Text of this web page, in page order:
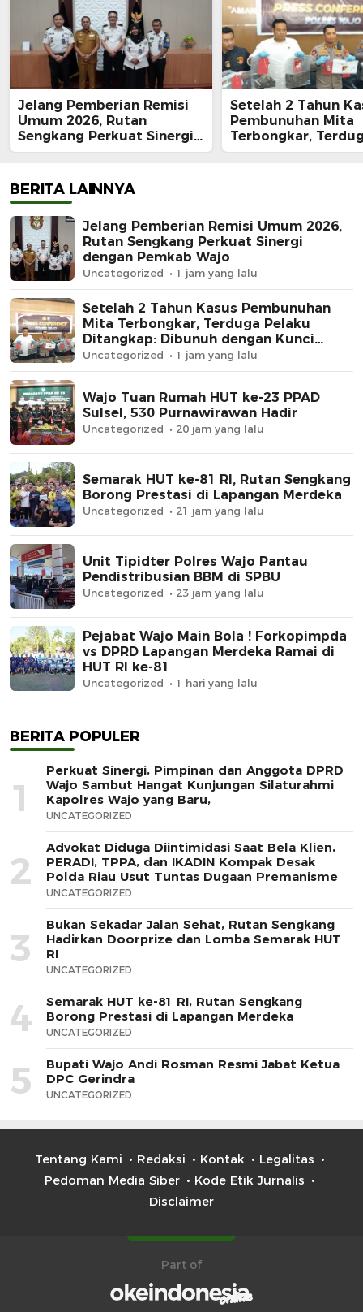
Jelang Pemberian Remisi
Umum 2026, Rutan
Sengkang Perkuat Sinergi
dengan Pemkab Wajo
Setelah 2 Tahun
Pembunuhan Mita
Terbongkar,
Pelaku Ditangkap:
BERITA LAINNYA
Jelang Pemberian Remisi Umum 2026,
Rutan Sengkang Perkuat Sinergi
dengan Pemkab Wajo
Uncategorized 1 jam yang lalu
Setelah 2 Tahun Kasus Pembunuhan
Mita Terbongkar, Terduga Pelaku
Ditangkap: Dibunuh dengan Kunci
Roda, Uang Rp62 Juta Raib
Uncategorized 1 jam yang lalu
Wajo Tuan Rumah HUT ke-23 PPAD
Sulsel, 530 Purnawirawan Hadir
Uncategorized 20 jam yang lalu
Semarak HUT ke-81 RI, Rutan Sengkang
Borong Prestasi di Lapangan Merdeka
Uncategorized 21 jam yang lalu
Unit Tipidter Polres Wajo Pantau
Pendistribusian BBM di SPBU
Uncategorized 23 jam yang lalu
Pejabat Wajo Main Bola ! Forkopimpda
vs DPRD Lapangan Merdeka Ramai di
HUT RI ke-81
Uncategorized 1 hari yang lalu
BERITA POPULER
1
Perkuat Sinergi, Pimpinan dan Anggota DPRD
Wajo Sambut Hangat Kunjungan Silaturahmi
Kapolres Wajo yang Baru,
UNCATEGORIZED
2
Advokat Diduga Diintimidasi Saat Bela Klien,
PERADI, TPPA, dan IKADIN Kompak Desak
Polda Riau Usut Tuntas Dugaan Premanisme
UNCATEGORIZED
3
Bukan Sekadar Jalan Sehat, Rutan Sengkang
Hadirkan Doorprize dan Lomba Semarak HUT
RI
UNCATEGORIZED
4
Semarak HUT ke-81 RI, Rutan Sengkang
Borong Prestasi di Lapangan Merdeka
UNCATEGORIZED
5
Bupati Wajo Andi Rosman Resmi Jabat Ketua
DPC Gerindra
UNCATEGORIZED
Tentang Kami Redaksi Kontak
Legalitas
Pedoman Media Siber
Kode Etik Jurnalis
Disclaimer
Part of